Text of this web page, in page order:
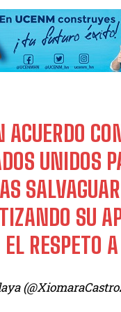
UNIDOS
SU
EL RESPETO